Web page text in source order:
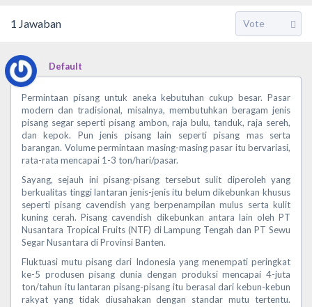
1 Jawaban
Default
Permintaan pisang untuk aneka kebutuhan cukup besar. Pasar
modern dan tradisional, misalnya, membutuhkan beragam jenis
pisang segar seperti pisang ambon, raja bulu, tanduk, raja sereh,
dan kepok. Pun jenis pisang lain seperti pisang mas serta
barangan. Volume permintaan masing-masing pasar itu bervariasi,
rata-rata mencapai 1-3 ton/hari/pasar.
Sayang, sejauh ini pisang-pisang tersebut sulit diperoleh yang
berkualitas tinggi lantaran jenis-jenis itu belum dikebunkan khusus
seperti pisang cavendish yang berpenampilan mulus serta kulit
kuning cerah. Pisang cavendish dikebunkan antara lain oleh PT
Nusantara Tropical Fruits (NTF) di Lampung Tengah dan PT Sewu
Segar Nusantara di Provinsi Banten.
Fluktuasi mutu pisang dari Indonesia yang menempati peringkat
ke-5 produsen pisang dunia dengan produksi mencapai 4-juta
ton/tahun itu lantaran pisang-pisang itu berasal dari kebun-kebun
rakyat yang tidak diusahakan dengan standar mutu tertentu.